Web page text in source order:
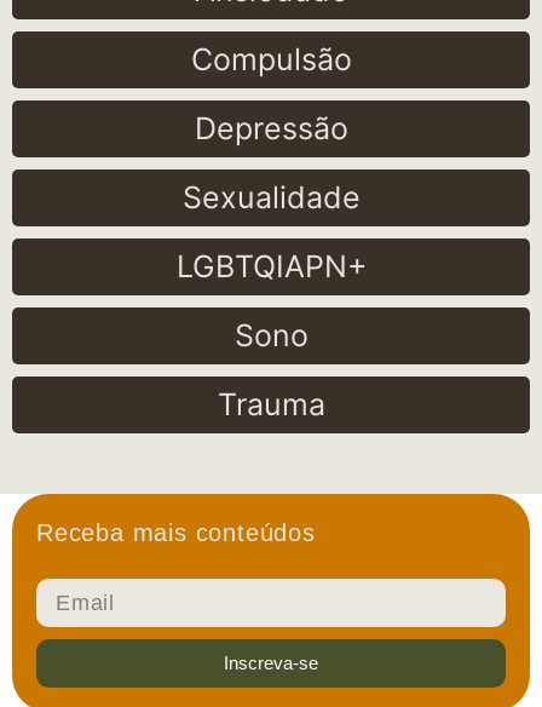
Compulsão
Depressão
Sexualidade
LGBTQIAPN+
Sono
Trauma
Receba mais conteúdos
Inscreva-se